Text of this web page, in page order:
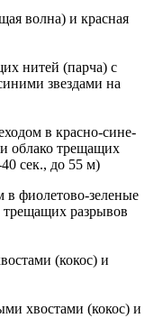
волна) и красная
нитей (парча) с
звездами на
в красно-сине-
облако трещащих
сек., до 55 м)
в фиолетово-зеленые
трещащих разрывов
(кокос) и
хвостами (кокос) и